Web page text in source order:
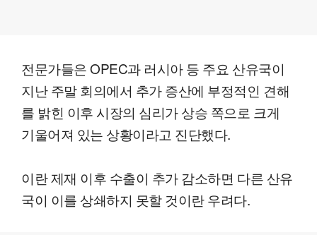
전문가들은 OPEC과 러시아 등 주요 산유국이
지난 주말 회의에서 추가 증산에 부정적인 견해
를 밝힌 이후 시장의 심리가 상승 쪽으로 크게
기울어져 있는 상황이라고 진단했다.
이란 제재 이후 수출이 추가 감소하면 다른 산유
국이 이를 상쇄하지 못할 것이란 우려다.